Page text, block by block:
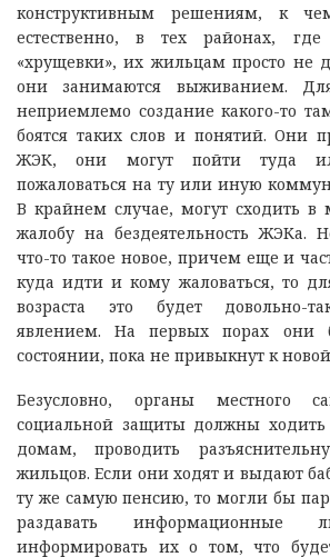
конструктивным решениям, к
естественно, в тех районах,
«хрущевки», их жильцам просто не
они занимаются выживанием.
неприемлемо создание какого-то
боятся таких слов и понятий. Они
ЖЭК, они могут пойти туда
пожаловаться на ту или иную
В крайнем случае, могут сходить в
жалобу на бездеятельность ЖЭКа.
что-то такое новое, причем еще и
куда идти и кому жаловаться, то
возраста это будет довольно-
явлением. На первых порах они
состоянии, пока не привыкнут к
Безусловно, органы местного
социальной защиты должны
домам, проводить
жильцов. Если они ходят и выдают
ту же самую пенсию, то могли бы
раздавать информационные
информировать их о том, что